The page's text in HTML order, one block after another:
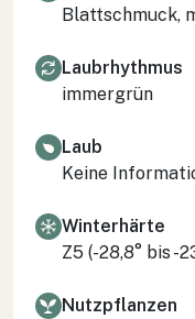
Blattschmuck,
Laubrhythmus
immergrün
Laub
Keine
Winterhärte
Z5 (-28,8° bis -
Nutzpflanzen